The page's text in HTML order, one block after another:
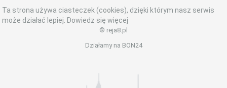
Ta strona używa ciasteczek (cookies), dzięki którym nasz serwis
może działać lepiej. Dowiedz się więcej
© reja8.pl
Działamy na BON24